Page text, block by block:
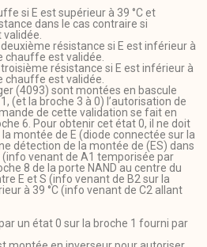
si E est supérieur à 39 °C et
dans le cas contraire si
deuxième résistance si E est inférieur à
chauffe est validée.
troisième résistance si E est inférieur à
chauffe est validée.
(4093) sont montées en bascule
(et la broche 3 à 0) l’autorisation de
de cette validation se fait en
6. Pour obtenir cet état 0, il ne doit
montée de E (diode connectée sur la
détection de la montée de (ES) dans
(info venant de A1 temporisée par
8 de la porte NAND au centre du
E et S (info venant de B2 sur la
à 39 °C (info venant de C2 allant
un état 0 sur la broche 1 fourni par